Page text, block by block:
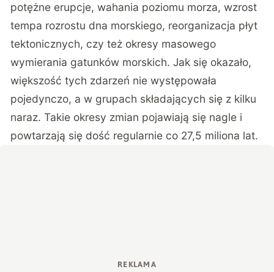
potężne erupcje, wahania poziomu morza, wzrost
tempa rozrostu dna morskiego, reorganizacja płyt
tektonicznych, czy też okresy masowego
wymierania gatunków morskich. Jak się okazało,
większość tych zdarzeń nie występowała
pojedynczo, a w grupach składających się z kilku
naraz. Takie okresy zmian pojawiają się nagle i
powtarzają się dość regularnie co 27,5 miliona lat.